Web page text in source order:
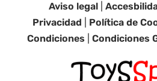
Aviso legal |
Privacidad
Política de
Condiciones |Condiciones